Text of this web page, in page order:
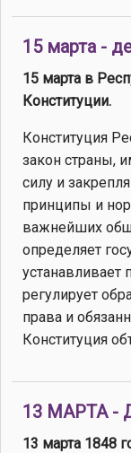
15 марта -
15 марта в
Конституции.
Конституция
закон
силу и
принципы и
важнейших
определяет
устанавливает
регулирует
права и
Конституция
13 МАРТА -
13 марта 1848